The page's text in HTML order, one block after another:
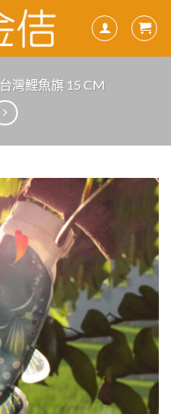
台灣鯉魚旗 15 CM